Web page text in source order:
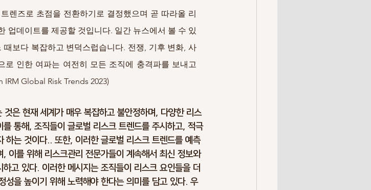
Asset Risks Schedule Risks Risk Society Resilience
Risks
렌즈로 초점을 전환하기로 결정했으며 곧 따라올 리
업데이트를 제공할 것입니다. 일간 뉴스에서 볼 수 있
보다 복잡하고 변덕스럽습니다. 전쟁, 기후 변화, 사
로 인한 여파는 여전히 모든 조직에 충격파를 보내고
Global Risk Trends 2023)
현재 세계가 매우 복잡하고 불안정하며, 다양한 리스
통해, 조직들이 글로벌 리스크 트렌드를 주시하고, 적극
하는 것이다.. 또한, 이러한 글로벌 리스크 트렌드를 예측
이를 위해 리스크관리 전문가들이 계속해서 최신 정보와
고 있다. 이러한 메시지는 조직들이 리스크 요인들을 더
성을 높이기 위해 노력해야 한다는 의미를 담고 있다. 우